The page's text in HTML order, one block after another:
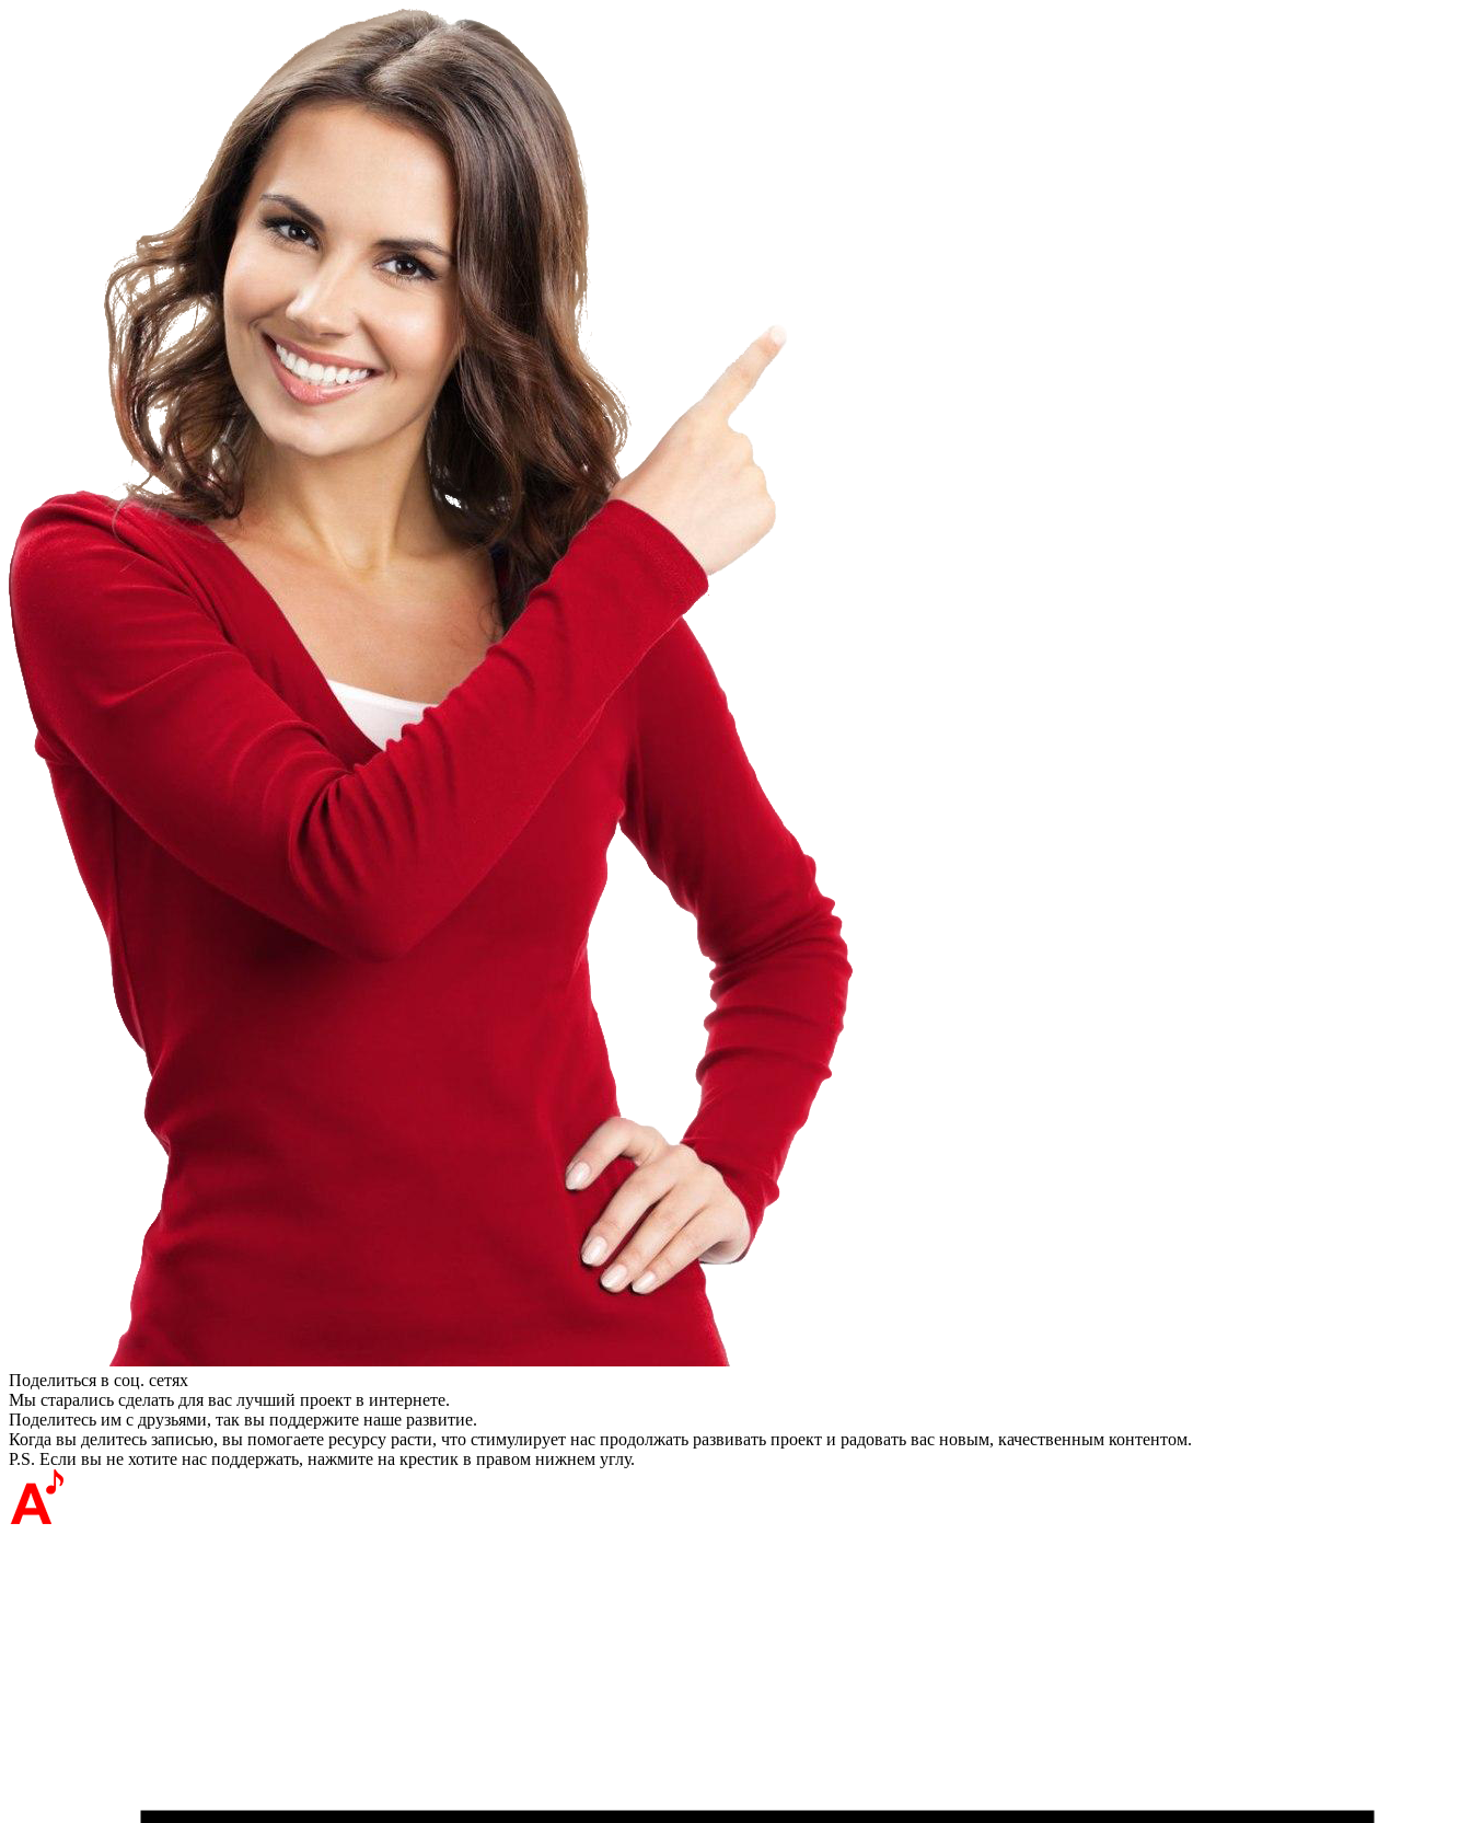
Поделиться в соц. сетях
Мы старались сделать для вас лучший проект в интернете.
Поделитесь им с друзьями, так вы поддержите наше развитие.
Когда вы делитесь записью, вы помогаете ресурсу расти, что стимулирует нас продолжать развивать проект и радовать вас новым, качественным контентом.
P.S. Если вы не хотите нас поддержать, нажмите на крестик в правом нижнем углу.